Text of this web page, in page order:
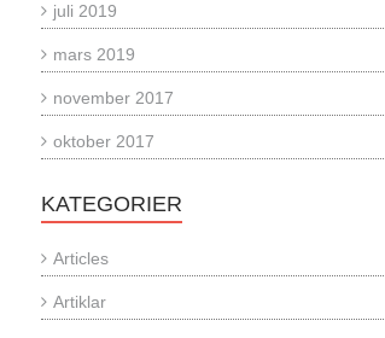
juli 2019
mars 2019
november 2017
oktober 2017
KATEGORIER
Articles
Artiklar